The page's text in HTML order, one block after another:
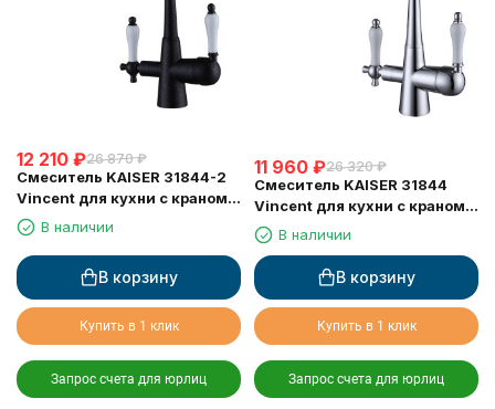
12 210 ₽26 870 ₽
Смеситель KAISER 31844-2
Vincent для кухни с краном
для питьевой воды
В наличии
В корзину
Купить в 1 клик
Запрос счета для юрлиц
11 960 ₽26 320 ₽
Смеситель KAISER 31844
Vincent для кухни с краном
для питьевой воды
В наличии
В корзину
Купить в 1 клик
Запрос счета для юрлиц